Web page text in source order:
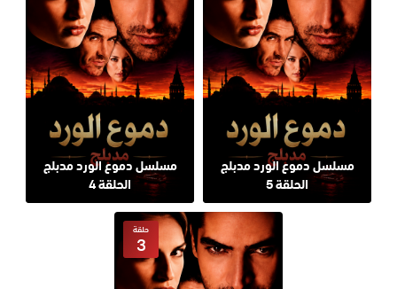
مسلسل دموع الورد مدبلج
الحلقة 5
مسلسل دموع الورد مدبلج
الحلقة 4
حلقة
3